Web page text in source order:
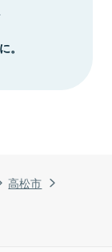
高松市
。